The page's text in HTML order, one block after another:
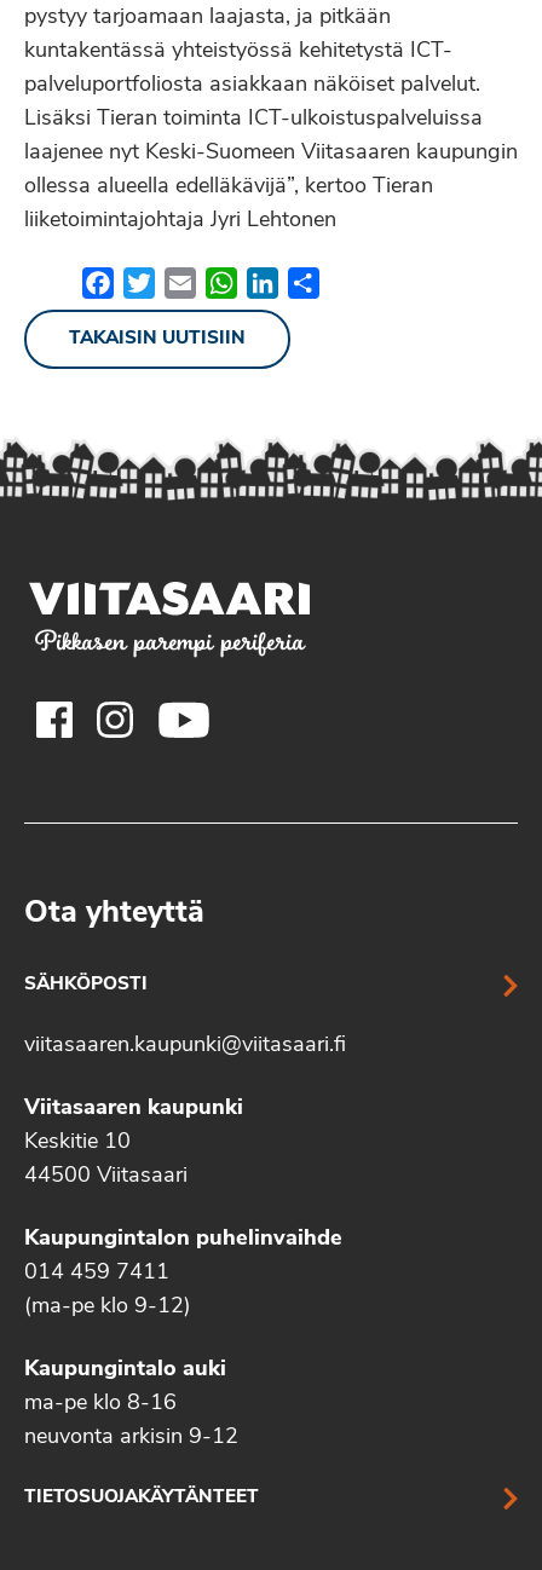
pystyy tarjoamaan laajasta, ja pitkään
kuntakentässä yhteistyössä kehitetystä ICT-
palveluportfoliosta asiakkaan näköiset palvelut.
Lisäksi Tieran toiminta ICT-ulkoistuspalveluissa
laajenee nyt Keski-Suomeen Viitasaaren kaupungin
ollessa alueella edelläkävijä”, kertoo Tieran
liiketoimintajohtaja Jyri Lehtonen
FacebookTwitterEmail WhatsApp
LinkedIn
TAKAISIN UUTISIIN
Pikkasen parempi periferia
Ota yhteyttä
SÄHKÖPOSTI
viitasaaren.kaupunki@viitasaari.fi
Viitasaaren kaupunki
Keskitie 10
44500 Viitasaari
Kaupungintalon puhelinvaihde
014 459 7411
(ma-pe klo 9-12)
Kaupungintalo auki
ma-pe klo 8-16
neuvonta arkisin 9-12
TIETOSUOJAKÄYTÄNTEET